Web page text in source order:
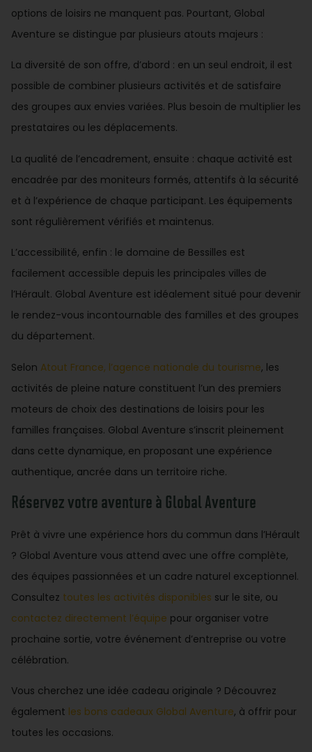
options de loisirs ne manquent pas. Pourtant, Global
Aventure se distingue par plusieurs atouts majeurs :
La diversité de son offre, d’abord : en un seul endroit, il est
possible de combiner plusieurs activités et de satisfaire
des groupes aux envies variées. Plus besoin de multiplier les
prestataires ou les déplacements.
La qualité de l’encadrement, ensuite : chaque activité est
encadrée par des moniteurs formés, attentifs à la sécurité
et à l’expérience de chaque participant. Les équipements
sont régulièrement vérifiés et maintenus.
L’accessibilité, enfin : le domaine de Bessilles est
facilement accessible depuis les principales villes de
l’Hérault. Global Aventure est idéalement situé pour devenir
le rendez-vous incontournable des familles et des groupes
du département.
Selon Atout France, l’agence nationale du tourisme, les
activités de pleine nature constituent l’un des premiers
moteurs de choix des destinations de loisirs pour les
familles françaises. Global Aventure s’inscrit pleinement
dans cette dynamique, en proposant une expérience
authentique, ancrée dans un territoire riche.
Réservez votre aventure à Global Aventure
Prêt à vivre une expérience hors du commun dans l’Hérault
? Global Aventure vous attend avec une offre complète,
des équipes passionnées et un cadre naturel exceptionnel.
Consultez toutes les activités disponibles sur le site, ou
contactez directement l’équipe pour organiser votre
prochaine sortie, votre événement d’entreprise ou votre
célébration.
Vous cherchez une idée cadeau originale ? Découvrez
également les bons cadeaux Global Aventure, à offrir pour
toutes les occasions.